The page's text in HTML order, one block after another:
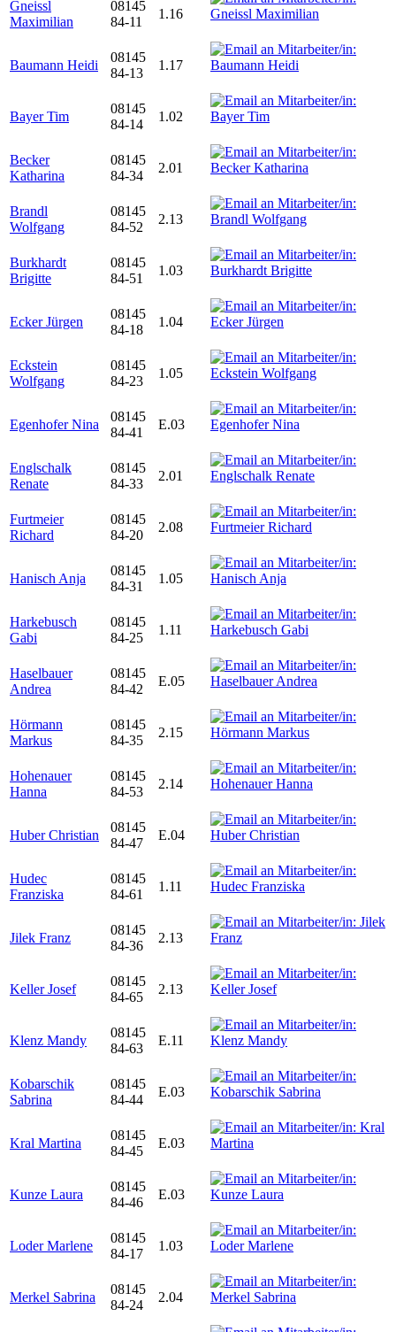
Gneissl
Maximilian
08145
84-11
1.16
Baumann Heidi
08145
84-13
1.17
Bayer Tim
08145
84-14
1.02
Becker
Katharina
08145
84-34
2.01
Brandl
Wolfgang
08145
84-52
2.13
Burkhardt
Brigitte
08145
84-51
1.03
Ecker Jürgen
08145
84-18
1.04
Eckstein
Wolfgang
08145
84-23
1.05
Egenhofer Nina
08145
84-41
E.03
Englschalk
Renate
08145
84-33
2.01
Furtmeier
Richard
08145
84-20
2.08
Hanisch Anja
08145
84-31
1.05
Harkebusch
Gabi
08145
84-25
1.11
Haselbauer
Andrea
08145
84-42
E.05
Hörmann
Markus
08145
84-35
2.15
Hohenauer
Hanna
08145
84-53
2.14
Huber Christian
08145
84-47
E.04
Hudec
Franziska
08145
84-61
1.11
Jilek Franz
08145
84-36
2.13
Keller Josef
08145
84-65
2.13
Klenz Mandy
08145
84-63
E.11
Kobarschik
Sabrina
08145
84-44
E.03
Kral Martina
08145
84-45
E.03
Kunze Laura
08145
84-46
E.03
Loder Marlene
08145
84-17
1.03
Merkel Sabrina
08145
84-24
2.04